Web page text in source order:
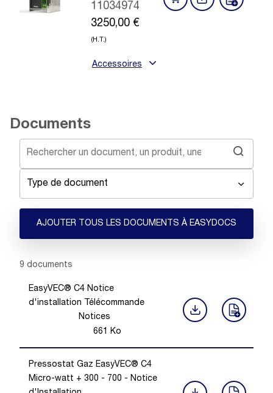
11034974
3250,00 €
(H.T.)
Accessoires
Documents
Type de document
AJOUTER TOUS LES DOCUMENTS À EASYDOCS
Showing 1 -9
9 documents
EasyVEC® C4 Notice
d'installation Télécommande
Notices
661 Ko
Pressostat Gaz EasyVEC® C4
Micro-watt + 300 - 700 - Notice